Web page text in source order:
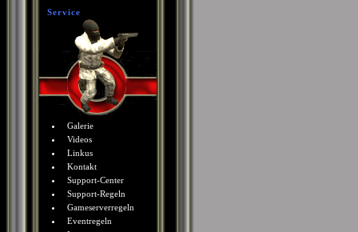
Service
Galerie
Videos
Linkus
Kontakt
Support-Center
Support-Regeln
Gameserverregeln
Eventregeln